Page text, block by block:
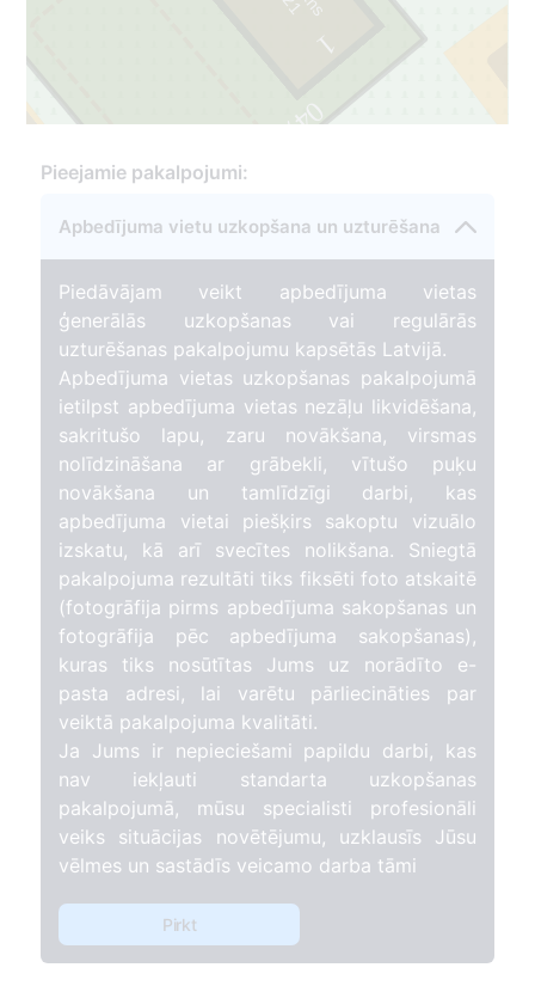
0475c
0475a
1
1
Pieejamie pakalpojumi:
Apbedījuma vietu uzkopšana un uzturēšana
Piedāvājam veikt apbedījuma vietas
ģenerālās uzkopšanas vai regulārās
uzturēšanas pakalpojumu kapsētās Latvijā.
Apbedījuma vietas uzkopšanas pakalpojumā
ietilpst apbedījuma vietas nezāļu likvidēšana,
sakritušo lapu, zaru novākšana, virsmas
nolīdzināšana ar grābekli, vītušo puķu
novākšana un tamlīdzīgi darbi, kas
apbedījuma vietai piešķirs sakoptu vizuālo
izskatu, kā arī svecītes nolikšana. Sniegtā
pakalpojuma rezultāti tiks fiksēti foto atskaitē
(fotogrāfija pirms apbedījuma sakopšanas un
fotogrāfija pēc apbedījuma sakopšanas),
kuras tiks nosūtītas Jums uz norādīto e-
pasta adresi, lai varētu pārliecināties par
veiktā pakalpojuma kvalitāti.
Ja Jums ir nepieciešami papildu darbi, kas
nav iekļauti standarta uzkopšanas
pakalpojumā, mūsu specialisti profesionāli
veiks situācijas novētējumu, uzklausīs Jūsu
vēlmes un sastādīs veicamo darba tāmi
Pirkt